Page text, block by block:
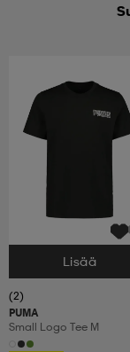
Valitse Koko
Lisää
(2)
PUMA
Small Logo Tee M